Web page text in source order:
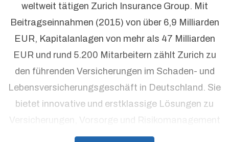
weltweit tätigen Zurich Insurance Group. Mit
Beitragseinnahmen (2015) von über 6,9 Milliarden
EUR, Kapitalanlagen von mehr als 47 Milliarden
EUR und rund 5.200 Mitarbeitern zählt Zurich zu
den führenden Versicherungen im Schaden- und
Lebensversicherungsgeschäft in Deutschland. Sie
bietet innovative und erstklassige Lösungen zu
Versicherungen, Vorsorge und Risikomanagement
aus einer Hand. Individuelle Kundenorientierung